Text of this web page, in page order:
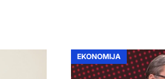
EKONOMIJA